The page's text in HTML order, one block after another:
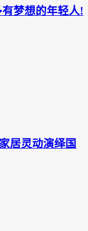
梦想的年轻人!
居灵动演绎国